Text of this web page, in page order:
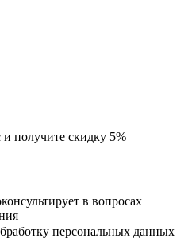
и получите скидку 5%
в вопросах
персональных данных